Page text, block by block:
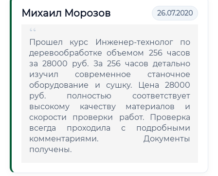
Михаил Морозов 26.07.2020
Прошел курс Инженер-технолог по
деревообработке объемом 256 часов
за 28000 руб. За 256 часов детально
изучил современное станочное
оборудование и сушку. Цена 28000
руб. полностью соответствует
высокому качеству материалов и
скорости проверки работ. Проверка
всегда проходила с подробными
комментариями. Документы
получены.